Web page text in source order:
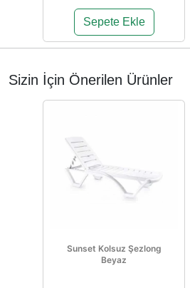
Sepete Ekle
Sizin İçin Önerilen Ürünler
Sunset Kolsuz Şezlong
Beyaz